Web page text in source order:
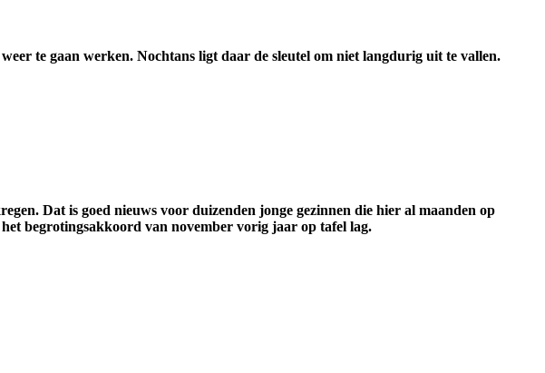
te gaan werken. Nochtans ligt daar de sleutel om niet langdurig uit te vallen.
Dat is goed nieuws voor duizenden jonge gezinnen die hier al maanden op
begrotingsakkoord van november vorig jaar op tafel lag.